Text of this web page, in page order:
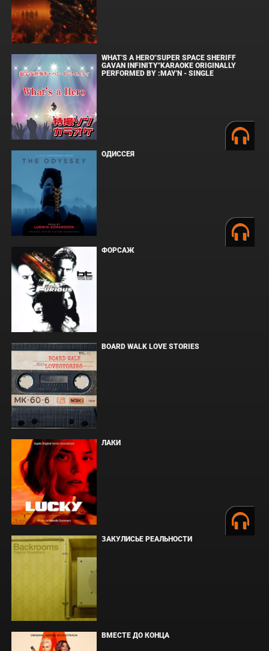
WHAT'S A HERO"SUPER SPACE SHERIFF
GAVAN INFINITY"KARAOKE ORIGINALLY
PERFORMED BY :MAY'N - SINGLE
ОДИССЕЯ
ФОРСАЖ
BOARD WALK LOVE STORIES
ЛАКИ
ЗАКУЛИСЬЕ РЕАЛЬНОСТИ
ВМЕСТЕ ДО КОНЦА